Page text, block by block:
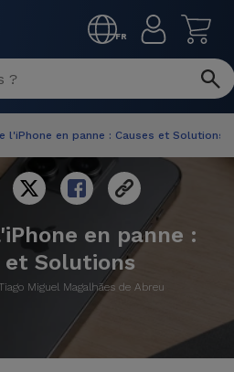
FR
l'iPhone en panne : Causes et Solutions
en panne :
et Solutions
Miguel Magalhães de Abreu